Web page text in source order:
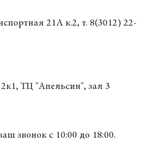
21А к.2, т. 8(3012) 22-
ТЦ "Апельсин", зал 3
звонок с 10:00 до 18:00.